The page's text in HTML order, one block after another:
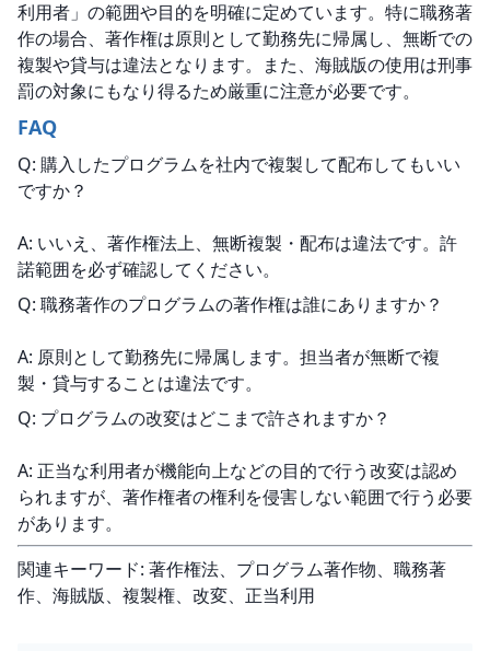
利用者」の範囲や目的を明確に定めています。特に職務著
作の場合、著作権は原則として勤務先に帰属し、無断での
複製や貸与は違法となります。また、海賊版の使用は刑事
罰の対象にもなり得るため厳重に注意が必要です。
FAQ
Q: 購入したプログラムを社内で複製して配布してもいい
ですか？
A: いいえ、著作権法上、無断複製・配布は違法です。許
諾範囲を必ず確認してください。
Q: 職務著作のプログラムの著作権は誰にありますか？
A: 原則として勤務先に帰属します。担当者が無断で複
製・貸与することは違法です。
Q: プログラムの改変はどこまで許されますか？
A: 正当な利用者が機能向上などの目的で行う改変は認め
られますが、著作権者の権利を侵害しない範囲で行う必要
があります。
関連キーワード: 著作権法、プログラム著作物、職務著
作、海賊版、複製権、改変、正当利用